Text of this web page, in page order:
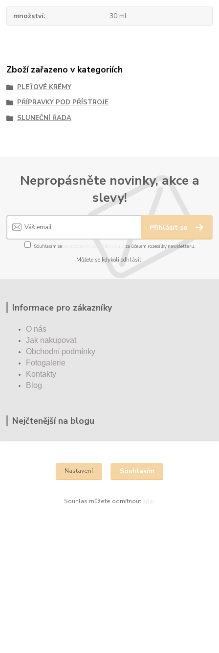
množství 30 ml
Zboží zařazeno v kategoriích
PLEŤOVÉ KRÉMY
PŘÍPRAVKY POD PŘÍSTROJE
SLUNEČNÍ ŘADA
Nepropásněte novinky, akce a
slevy!
Přihlásit se
Souhlasím se za účelem rozesílky newsletteru.
Můžete se kdykoli odhlásit.
Informace pro zákazníky
O nás
Jak nakupovat
Obchodní podmínky
Fotogalerie
Kontakty
Blog
Nejčtenější na blogu
Institut zdravé a krásné pleti
Červeňanského 11
Nastavení Souhlasím
Souhlas můžete odmítnout zde .